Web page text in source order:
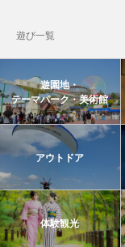
遊び一覧
遊園地・
テーマパーク・美術館
アウトドア
体験観光